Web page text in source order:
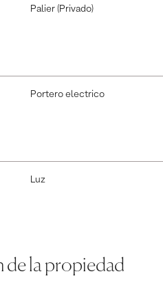
Palier (Privado)
Portero electrico
Luz
de la propiedad